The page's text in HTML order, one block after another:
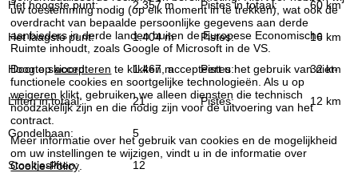
uw toestemming nodig (op elk moment in te trekken), wat ook de
overdracht van bepaalde persoonlijke gegevens aan derde
aanbieders in derde landen buiten de Europese Economische
Ruimte inhoudt, zoals Google of Microsoft in de VS.
Door opaccepteren te klikken, accepteert u het gebruik van niet-
functionele cookies en soortgelijke technologieën. Als u op
weigeren klikt, gebruiken we alleen diensten die technisch
noodzakelijk zijn en die nodig zijn voor de uitvoering van het
contract.
Meer informatie over het gebruik van cookies en de mogelijkheid
om uw instellingen te wijzigen, vindt u in de informatie over
Cookie-Policy
p
a
g
i
n
Het hoogste punt: 2.357 m Pistes in totaal: 60 km
Het laagste punt: 1.404 m Pistes: 16 km
Hoogte skioord: 1.467 m Pistes: 32 km
Liften in totaal: 21 Pistes: 12 km
Gondelbaan: 5
Stoeltjesliften: 12